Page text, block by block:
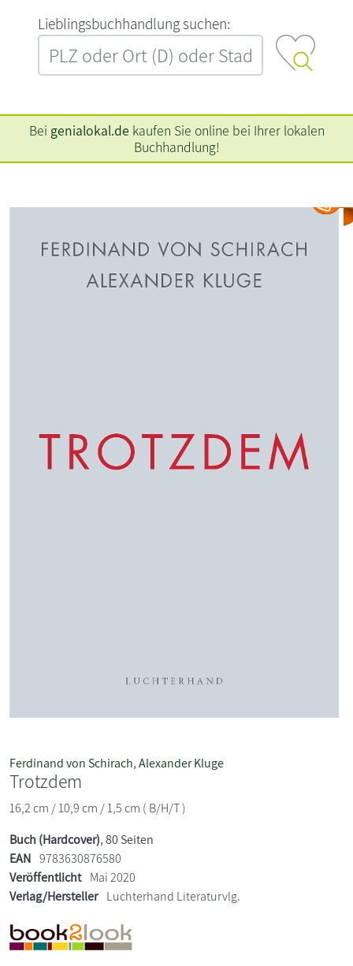
L‍i‍e‍b‍l‍i‍n‍g‍s‍b‍u‍c‍h‍h‍a‍n‍d‍l‍u‍n‍g‍ ‍s‍u‍c‍h‍e‍n‍:‍
Bei genialokal.de kaufen Sie online bei Ihrer lokalen
Buchhandlung!
Ferdinand von Schirach,Alexander Kluge
Trotzdem
16,2 cm / 10,9 cm / 1,5 cm ( B/H/T )
Buch (Hardcover), 80 Seiten
EAN 9783630876580
Veröffentlicht Mai 2020
Verlag/Hersteller Luchterhand Literaturvlg.